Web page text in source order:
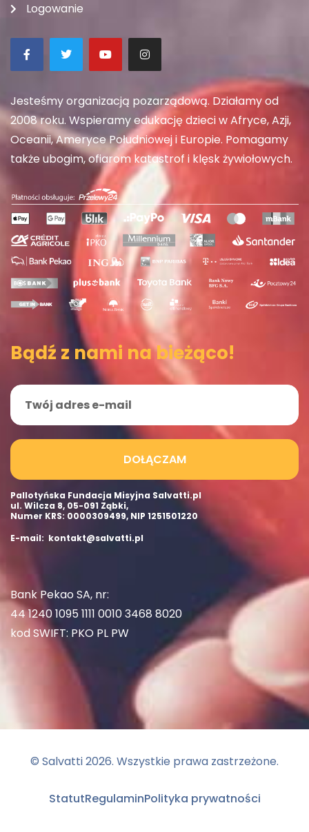
Logowanie
Jesteśmy organizacją pozarządową. Działamy od
2008 roku. Wspieramy edukację dzieci w Afryce, Azji,
Oceanii, Ameryce Południowej i Europie. Pomagamy
także ubogim, ofiarom katastrof i klęsk żywiołowych.
Bądź z nami na bieżąco!
DOŁĄCZAM
Pallotyńska Fundacja Misyjna Salvatti.pl
ul. Wilcza 8, 05-091 Ząbki,
Numer KRS: 0000309499, NIP 1251501220
E-mail: kontakt@salvatti.pl
Bank Pekao SA, nr:
44 1240 1095 1111 0010 3468 8020
kod SWIFT: PKO PL PW
© Salvatti2026. Wszystkie prawa zastrzeżone.
StatutRegulaminPolityka prywatności